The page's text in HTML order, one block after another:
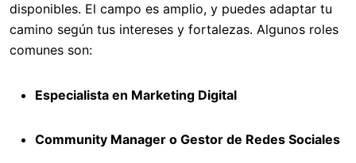
disponibles. El campo es amplio, y puedes adaptar tu
camino según tus intereses y fortalezas. Algunos roles
comunes son:
Especialista en Marketing Digital
Community Manager o Gestor de Redes Sociales